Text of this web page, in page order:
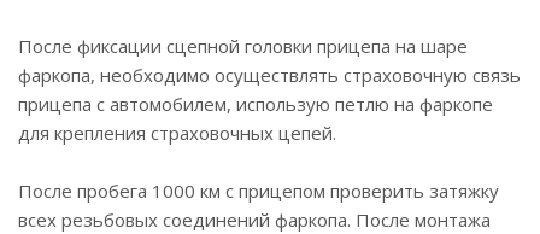
После фиксации сцепной головки прицепа на шаре
фаркопа, необходимо осуществлять страховочную связь
прицепа с автомобилем, использую петлю на фаркопе
для крепления страховочных цепей.
После пробега 1000 км с прицепом проверить затяжку
всех резьбовых соединений фаркопа. После монтажа